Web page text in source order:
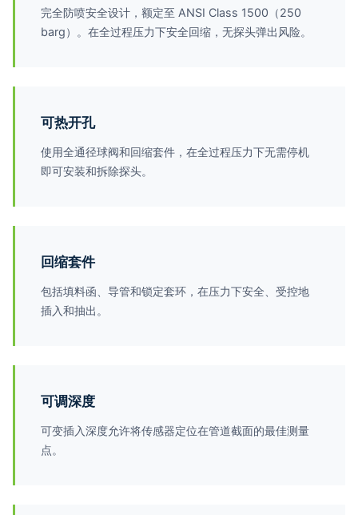
完全防喷安全设计，额定至 ANSI Class 1500（250
barg）。在全过程压力下安全回缩，无探头弹出风险。
可热开孔
使用全通径球阀和回缩套件，在全过程压力下无需停机
即可安装和拆除探头。
回缩套件
包括填料函、导管和锁定套环，在压力下安全、受控地
插入和抽出。
可调深度
可变插入深度允许将传感器定位在管道截面的最佳测量
点。